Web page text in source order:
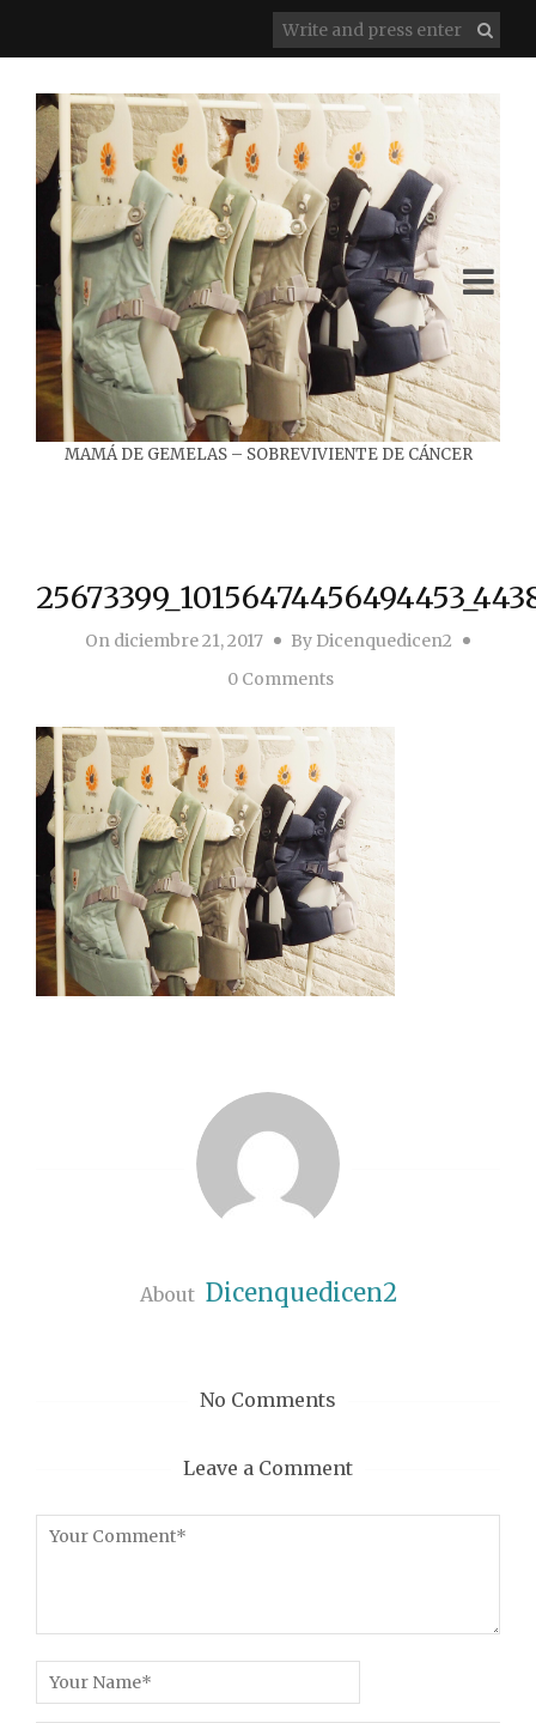
MAMÁ DE GEMELAS – SOBREVIVIENTE DE CÁNCER
Ondiciembre 21, 2017 By Dicenquedicen2
0 Comments
About Dicenquedicen2
No Comments
Leave a Comment